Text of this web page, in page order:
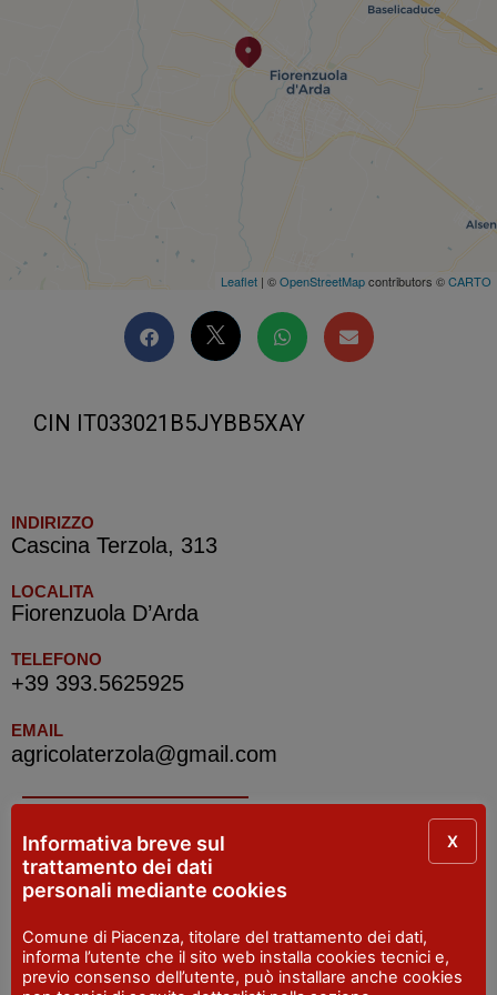
Leaflet | ©OpenStreetMapcontributors ©CARTO
CIN IT033021B5JYBB5XAY
INDIRIZZO
Cascina Terzola, 313
LOCALITA
Fiorenzuola D’Arda
TELEFONO
+39 393.5625925
EMAIL
agricolaterzola@gmail.com
IAT R Castell’Arquato e Val d’Arda
INDIRIZZO
SITO WEB
castellarquatoturismo.it
Informativa breve sul
trattamento dei dati
personali mediante cookies
Comune di Piacenza, titolare del trattamento dei dati,
informa l’utente che il sito web installa cookies tecnici e,
previo consenso dell’utente, può installare anche cookies
X